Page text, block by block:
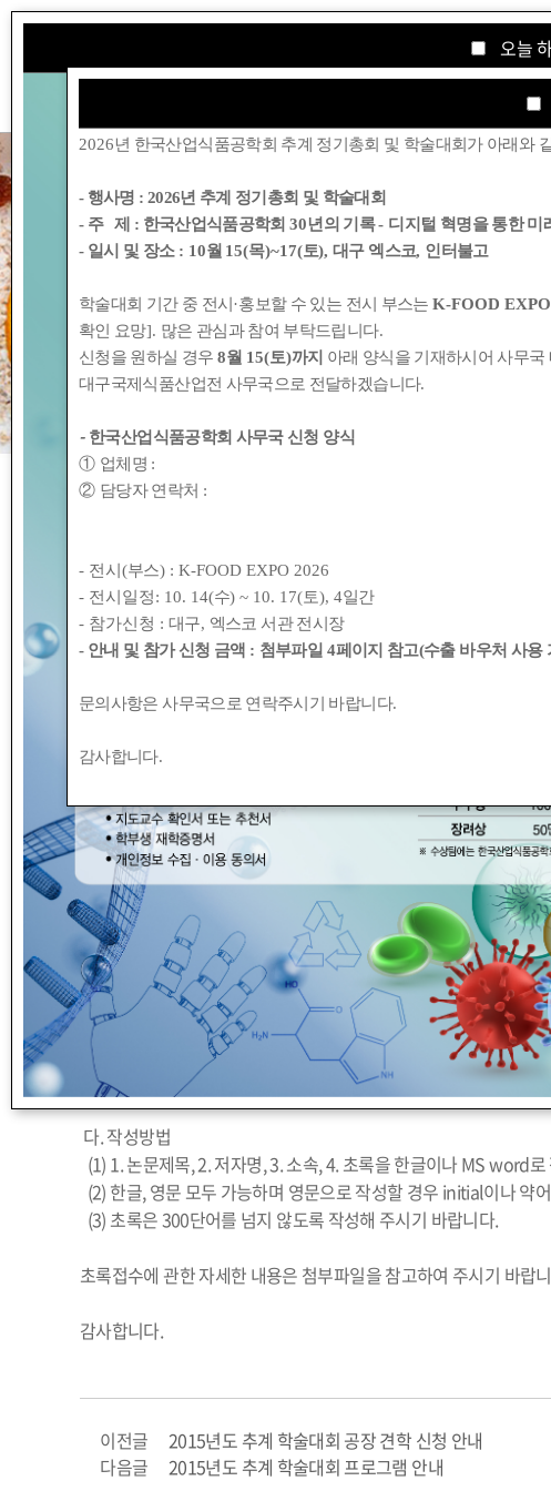
학회소개
아래와 같이 연장하오니 여러분들의 많은 참여 부탁드립니다.
- 아 래 -
1. 포스터 발표 초록 접수 연장 안내
가. 접수기간: 2015년 10월 19일(월)~ 10월 23일(금) 24:00까지
나. 접수방법
- e-mail 접수(
food@foodeng.or.kr)
- 홈페이지 접수( www.foodeng.or.kr)
다. 작성방법
(1) 1. 논문제목, 2. 저자명, 3. 소속, 4. 초록을 한글이나 MS word
(2) 한글, 영문 모두 가능하며 영문으로 작성할 경우 initial이나
(3) 초록은 300단어를 넘지 않도록 작성해 주시기 바랍니다.
초록접수에 관한 자세한 내용은 첨부파일을 참고하여 주시기 바랍
감사합니다.
이전글
2015년도 추계 학술대회 공장 견학 신청 안내
다음글
2015년도 추계 학술대회 프로그램 안내
오늘
2026년 한국산업식품공학회 추계 정기총회 및 학술대회가 아래와
- 행사명 : 2026년 추계 정기총회 및 학술대회
- 주 제 : 한국산업식품공학회30년의 기록- 디지털 혁명을 통한 미
- 일시 및 장소 : 10월 15(목)~17(토),대구 엑스코, 인터불고
학술대회 기간 중 전시 ·홍보할 수 있는 전시 부스는K-FOOD
확인 요망]. 많은 관심과 참여 부탁드립니다.
신청을 원하실 경우 8월 15(토)까지 아래 양식을 기재하시어 사무
대구국제식품산업전 사무국으로 전달하겠습니다.
- 한국산업식품공학회 사무국 신청 양식
① 업체명 :
② 담당자 연락처 :
- 전시(부스) : K-FOOD EXPO 2026
- 전시일정: 10. 14(수) ~ 10. 17(토), 4일간
- 참가신청 : 대구, 엑스코 서관 전시장
- 안내 및 참가 신청 금액 : 첨부파일 4페이지 참고(수출 바우처 사용
문의사항은 사무국으로 연락주시기 바랍니다.
감사합니다.